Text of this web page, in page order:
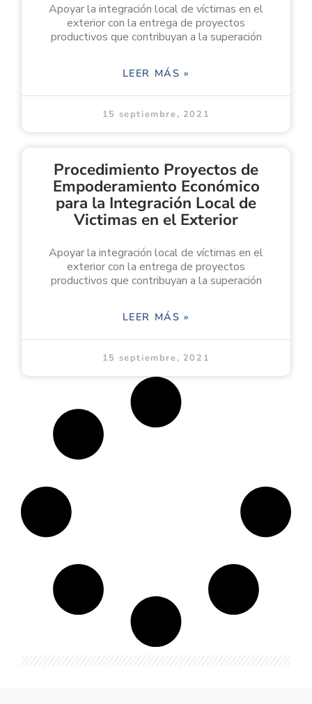
Apoyar la integración local de víctimas en el
exterior con la entrega de proyectos
productivos que contribuyan a la superación
LEER MÁS »
15 septiembre, 2021
Procedimiento Proyectos de
Empoderamiento Económico
para la Integración Local de
Victimas en el Exterior
Apoyar la integración local de víctimas en el
exterior con la entrega de proyectos
productivos que contribuyan a la superación
LEER MÁS »
15 septiembre, 2021